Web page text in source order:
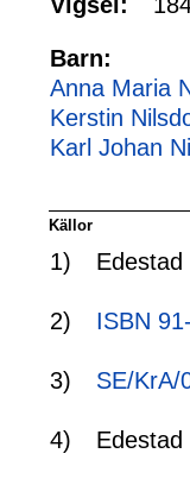
Barn:
Anna Maria
Kerstin
Karl Johan
Källor
1)
2) ISBN
3) SE/KrA/
4) Edestad